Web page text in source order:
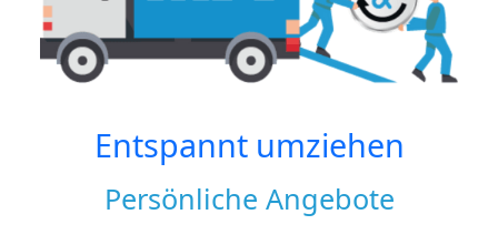
Entspannt umziehen
Persönliche Angebote